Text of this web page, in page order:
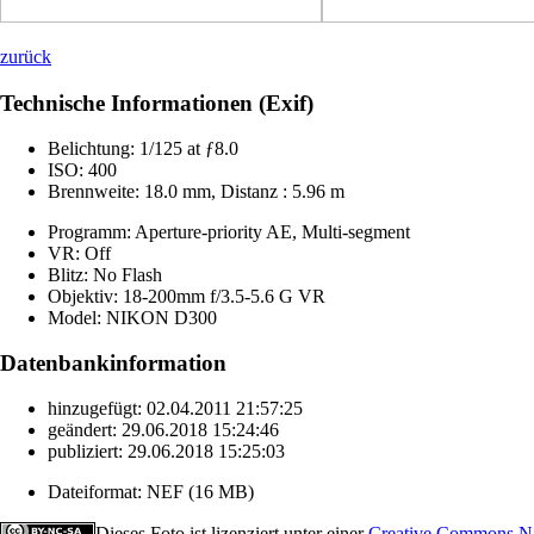
zurück
Technische Informationen (Exif)
Belichtung: 1/125 at ƒ8.0
ISO: 400
Brennweite: 18.0 mm, Distanz : 5.96 m
Programm: Aperture-priority AE, Multi-segment
VR: Off
Blitz: No Flash
Objektiv: 18-200mm f/3.5-5.6 G VR
Model: NIKON D300
Datenbankinformation
hinzugefügt: 02.04.2011 21:57:25
geändert: 29.06.2018 15:24:46
publiziert: 29.06.2018 15:25:03
Dateiformat: NEF (16 MB)